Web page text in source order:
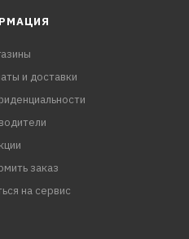
и доставки
заказ
на сервис